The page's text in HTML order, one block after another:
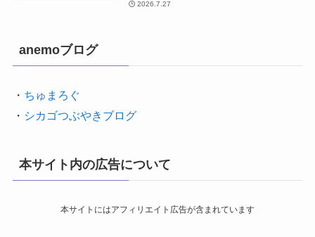
2026.7.27
anemoブログ
・ ちゅまろぐ
・ シカゴつぶやきブログ
本サイト内の広告について
本サイトにはアフィリエイト広告が含まれています